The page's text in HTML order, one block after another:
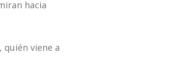
hacia
quién viene a